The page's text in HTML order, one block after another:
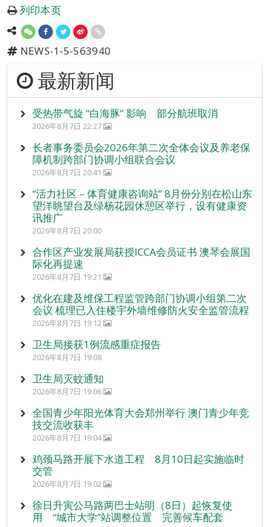
列印本页
NEWS-1-5-563940
最新新闻
受热带气旋 “白海豚” 影响 部分航班取消
2026年8月7日 22:27
长者事务委员会2026年第二次全体会议及养老保
障机制跨部门协调小组联合会议
2026年8月7日 20:41
“活力社区 – 体育健康咨询站” 8月份分别在松山东
望洋眺望台及绿杨花园休憩区举行，设有健康资
讯推广
2026年8月7日 20:00
合作区产业发展局获授ICCA会员证书 澳琴会展国
际化再提速
2026年8月7日 19:21
优化在建及维保工程监管跨部门协调小组第二次
会议 梳理已入住楼宇外墙维修防火安全监管流程
2026年8月7日 19:12
卫生局接获1例流感重症报告
2026年8月7日 19:08
卫生局灭蚊通知
2026年8月7日 19:06
全国青少年阳光体育大会郑州举行 澳门青少年竞
技交流收获丰
2026年8月7日 19:04
鸡颈马路开展下水道工程 8月10日起实施临时
交管
2026年8月7日 19:02
徐日升寅公马路两巴士站明（8日）起恢复使
用 “城市大学”站调整位置 完善候车配套